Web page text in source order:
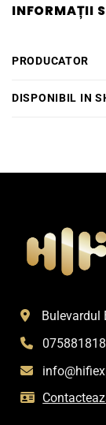
INFORMAȚII
PRODUCATOR
DISPONIBIL IN
Bulevardul